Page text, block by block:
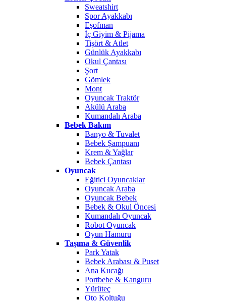
Sweatshirt
Spor Ayakkabı
Eşofman
İç Giyim & Pijama
Tişört & Atlet
Günlük Ayakkabı
Okul Çantası
Şort
Gömlek
Mont
Oyuncak Traktör
Akülü Araba
Kumandalı Araba
Bebek Bakım
Banyo & Tuvalet
Bebek Şampuanı
Krem & Yağlar
Bebek Çantası
Oyuncak
Eğitici Oyuncaklar
Oyuncak Araba
Oyuncak Bebek
Bebek & Okul Öncesi
Kumandalı Oyuncak
Robot Oyuncak
Oyun Hamuru
Taşıma & Güvenlik
Park Yatak
Bebek Arabası & Puset
Ana Kucağı
Portbebe & Kanguru
Yürüteç
Oto Koltuğu